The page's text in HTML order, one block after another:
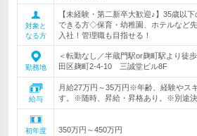
対象と
なる方
【未経験・第二新卒大歓迎♪】35歳以
できる方◇保育・幼稚園、ホテルなど
入社！管理職も目指せる！
勤務地
＜転勤なし／半蔵門駅or麹町駅より徒
田区麹町2-4-10 三誠堂ビル8F
給与
月給27万円～35万円※年齢、経験やス
す。※随時、昇給・昇格あり。※別途
初年度
350万円～450万円